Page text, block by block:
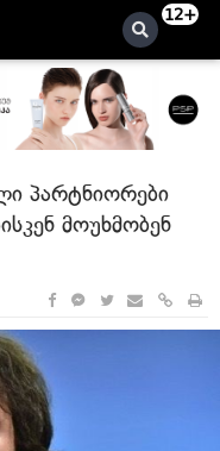
12+
პარტნიორები
მოუხმობენ